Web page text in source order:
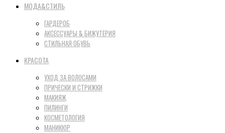
МОДА&СТИЛЬ
ГАРДЕРОБ
АКСЕССУАРЫ & БИЖУТЕРИЯ
СТИЛЬНАЯ ОБУВЬ
КРАСОТА
УХОД ЗА ВОЛОСАМИ
ПРИЧЕСКИ И СТРИЖКИ
МАКИЯЖ
ПИЛИНГИ
КОСМЕТОЛОГИЯ
МАНИКЮР